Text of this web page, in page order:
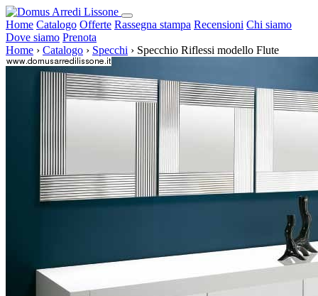
Home Catalogo Offerte Rassegna stampa Recensioni Chi siamo
Dove siamo Prenota
Home › Catalogo › Specchi › Specchio Riflessi modello Flute